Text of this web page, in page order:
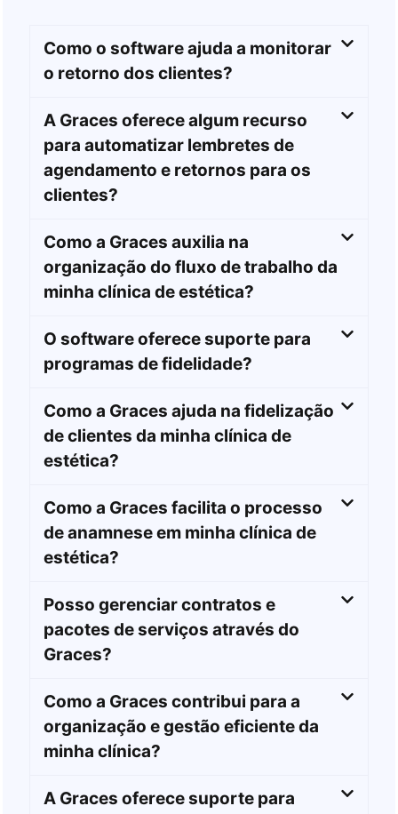
Como o software ajuda a monitorar
o retorno dos clientes?
A Graces oferece algum recurso
para automatizar lembretes de
agendamento e retornos para os
clientes?
Como a Graces auxilia na
organização do fluxo de trabalho da
minha clínica de estética?
O software oferece suporte para
programas de fidelidade?
Como a Graces ajuda na fidelização
de clientes da minha clínica de
estética?
Como a Graces facilita o processo
de anamnese em minha clínica de
estética?
Posso gerenciar contratos e
pacotes de serviços através do
Graces?
Como a Graces contribui para a
organização e gestão eficiente da
minha clínica?
A Graces oferece suporte para